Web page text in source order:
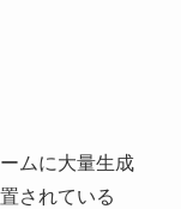
ムに大量生成
されている